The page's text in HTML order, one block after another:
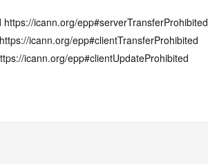
icann.org/epp#serverTransferProhibited
icann.org/epp#clientTransferProhibited
icann.org/epp#clientUpdateProhibited